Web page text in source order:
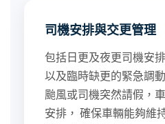
司機安排與交更管理
包括日更及夜更司機安
以及臨時缺更的緊急調
颱風或司機突然請假，
安排， 確保車輛能夠維